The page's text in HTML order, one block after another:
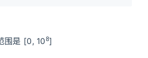
围是 [0, 108]